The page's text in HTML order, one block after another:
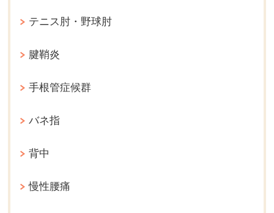
テニス肘・野球肘
腱鞘炎
手根管症候群
バネ指
背中
慢性腰痛